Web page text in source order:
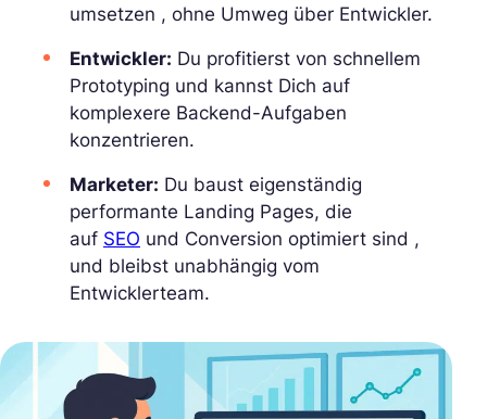
umsetzen , ohne Umweg über Entwickler.
Entwickler: Du profitierst von schnellem
Prototyping und kannst Dich auf
komplexere Backend-Aufgaben
konzentrieren.
Marketer: Du baust eigenständig
performante Landing Pages, die
auf SEO und Conversion optimiert sind ,
und bleibst unabhängig vom
Entwicklerteam.